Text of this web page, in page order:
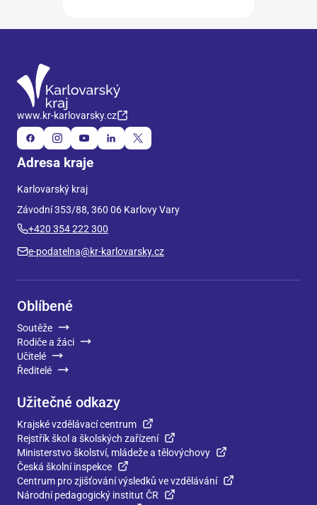
www.kr-karlovarsky.cz
Adresa kraje
Karlovarský kraj
Závodní 353/88, 360 06 Karlovy Vary
+420 354 222 300
e-podatelna@kr-karlovarsky.cz
Oblíbené
Soutěže
Rodiče a žáci
Učitelé
Ředitelé
Užitečné odkazy
Krajské vzdělávací centrum
Rejstřík škol a školských zařízení
Ministerstvo školství, mládeže a tělovýchovy
Česká školní inspekce
Centrum pro zjišťování výsledků ve vzdělávání
Národní pedagogický institut ČR